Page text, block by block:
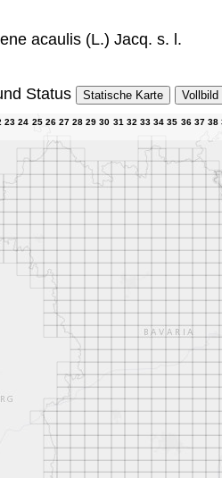
acaulis (L.) Jacq. s. l.
Status Statische Karte Vollbild